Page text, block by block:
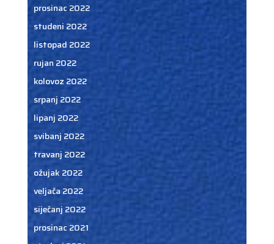
prosinac 2022
studeni 2022
listopad 2022
rujan 2022
kolovoz 2022
srpanj 2022
lipanj 2022
svibanj 2022
travanj 2022
ožujak 2022
veljača 2022
siječanj 2022
prosinac 2021